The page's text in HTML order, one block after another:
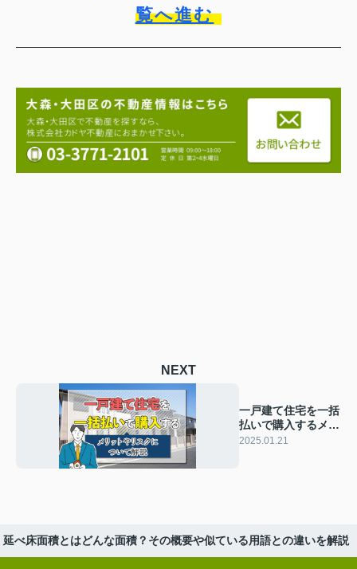
覧へ進む
NEXT
一戸建て住宅を一括
払いで購入するメリ
ットやリスクについ
2025.01.21
延べ床面積とはどんな面積？その概要や似ている用語との違いを解説